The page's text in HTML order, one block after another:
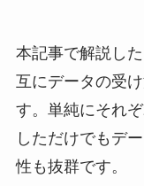
本記事で解説し
互にデータの受
す。単純にそれ
しただけでもデ
性も抜群です。